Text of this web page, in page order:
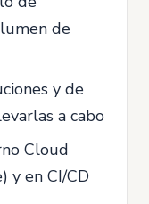
de
y de
a cabo
Cloud
y en CI/CD